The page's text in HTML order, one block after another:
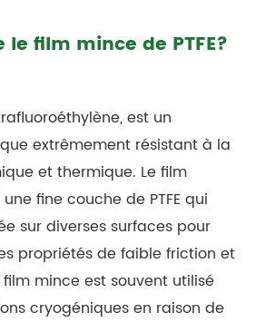
film mince de PTFE?
est un
extrêmement résistant à la
et thermique. Le film
fine couche de PTFE qui
sur diverses surfaces pour
propriétés de faible friction et
mince est souvent utilisé
cryogéniques en raison de